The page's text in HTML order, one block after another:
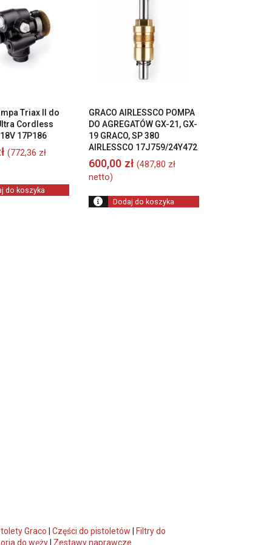
Triax II do
Cordless
17P186
(772,36 zł
do koszyka
GRACO AIRLESSCO POMPA
DO AGREGATÓW GX-21, GX-
19 GRACO, SP 380
AIRLESSCO 17J759/24Y472
600,00 zł (487,80 zł
netto)
Dodaj do koszyka
Graco Części do pistoletów
Filtry do
do węży
Zestawy naprawcze